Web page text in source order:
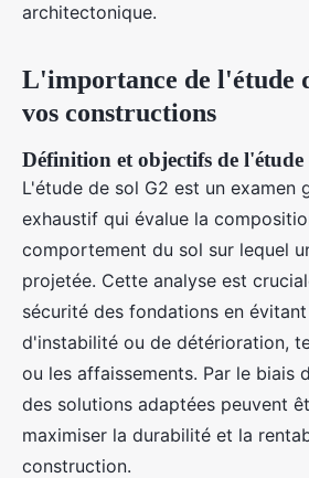
architectonique.
L'importance de l'étude
vos constructions
Définition et objectifs de l'étude
L'étude de sol G2 est un examen
exhaustif qui évalue la
comportement du sol sur lequel
projetée. Cette analyse est
sécurité des fondations en
d'instabilité ou de détérioration,
ou les affaissements. Par le biais
des solutions adaptées peuvent
maximiser la durabilité et la
construction.